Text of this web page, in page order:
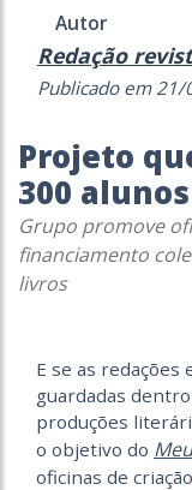
Autor
Redação
Publicado em
Projeto
300
Grupo promove
financiamento
livros
E se as redações
guardadas
produções
o objetivo do
oficinas de